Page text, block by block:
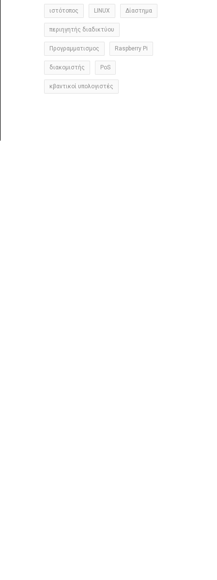
ιστότοπος LINUX Δίαστημα
περιηγητής διαδικτύου
Προγραμματισμος Raspberry Pi
διακομιστής PoS
κβαντικοί υπολογιστές